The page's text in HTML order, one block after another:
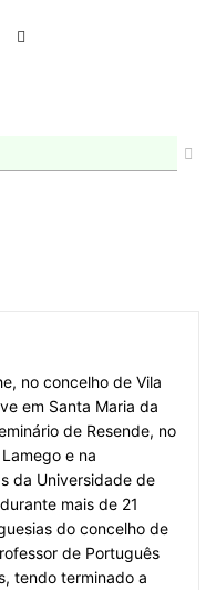
no concelho de Vila
em Santa Maria da
de Resende, no
e na
da Universidade de
mais de 21
do concelho de
de Português
tendo terminado a